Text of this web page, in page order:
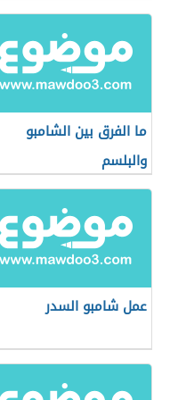
ما الفرق بين الشامبو
والبلسم
عمل شامبو السدر